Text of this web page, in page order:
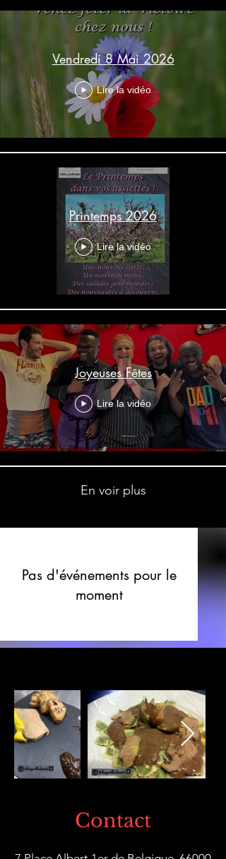
Vendredi 8 Mai 2026
Lire la vidéo
Printemps 2026
Lire la vidéo
Joyeuses Fêtes
Lire la vidéo
En voir plus
Pas d'événements pour le
moment
Contact